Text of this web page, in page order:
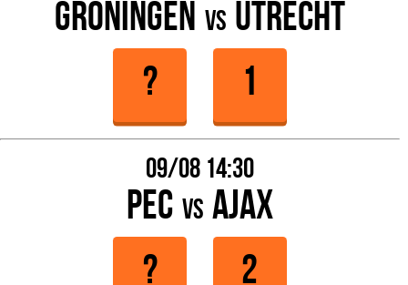
Groningen vs Utrecht
09/08 14:30
PEC vs Ajax